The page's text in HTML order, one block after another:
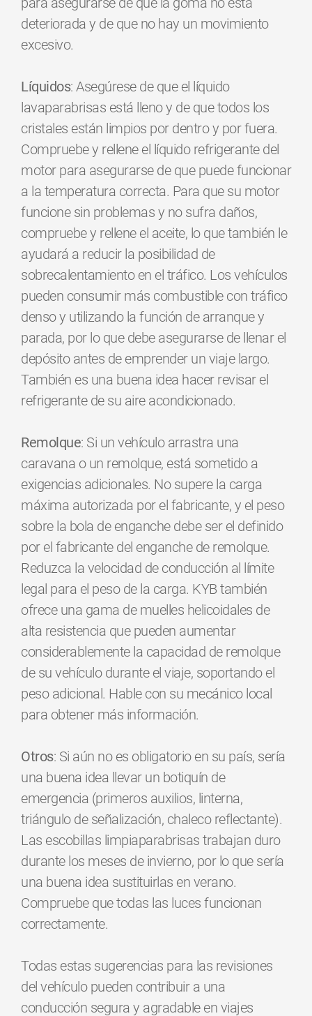
deteriorada y de que no hay un movimiento
excesivo.
Líquidos: Asegúrese de que el líquido
lavaparabrisas está lleno y de que todos los
cristales están limpios por dentro y por fuera.
Compruebe y rellene el líquido refrigerante del
motor para asegurarse de que puede funcionar
a la temperatura correcta. Para que su motor
funcione sin problemas y no sufra daños,
compruebe y rellene el aceite, lo que también le
ayudará a reducir la posibilidad de
sobrecalentamiento en el tráfico. Los vehículos
pueden consumir más combustible con tráfico
denso y utilizando la función de arranque y
parada, por lo que debe asegurarse de llenar el
depósito antes de emprender un viaje largo.
También es una buena idea hacer revisar el
refrigerante de su aire acondicionado.
Remolque: Si un vehículo arrastra una
caravana o un remolque, está sometido a
exigencias adicionales. No supere la carga
máxima autorizada por el fabricante, y el peso
sobre la bola de enganche debe ser el definido
por el fabricante del enganche de remolque.
Reduzca la velocidad de conducción al límite
legal para el peso de la carga. KYB también
ofrece una gama de muelles helicoidales de
alta resistencia que pueden aumentar
considerablemente la capacidad de remolque
de su vehículo durante el viaje, soportando el
peso adicional. Hable con su mecánico local
para obtener más información.
Otros: Si aún no es obligatorio en su país, sería
una buena idea llevar un botiquín de
emergencia (primeros auxilios, linterna,
triángulo de señalización, chaleco reflectante).
Las escobillas limpiaparabrisas trabajan duro
durante los meses de invierno, por lo que sería
una buena idea sustituirlas en verano.
Compruebe que todas las luces funcionan
correctamente.
Todas estas sugerencias para las revisiones
del vehículo pueden contribuir a una
conducción segura y agradable en viajes